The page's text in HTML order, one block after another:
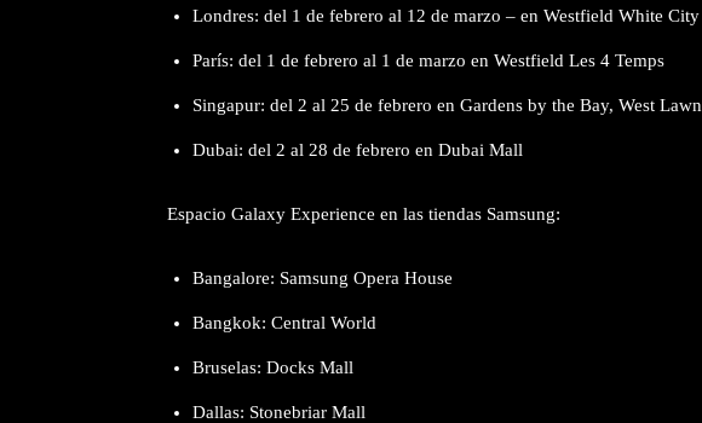
Londres: del 1 de febrero al 12 de marzo – en Westfield White City
París: del 1 de febrero al 1 de marzo en Westfield Les 4 Temps
Singapur: del 2 al 25 de febrero en Gardens by the Bay, West Lawn
Dubai: del 2 al 28 de febrero en Dubai Mall
Espacio Galaxy Experience en las tiendas Samsung:
Bangalore: Samsung Opera House
Bangkok: Central World
Bruselas: Docks Mall
Dallas: Stonebriar Mall